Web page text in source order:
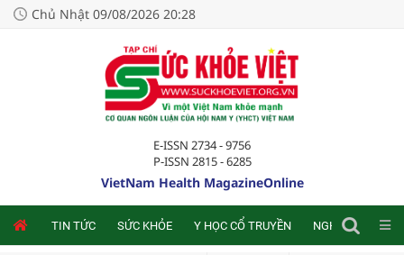
Chủ Nhật 09/08/2026 20:28
E-ISSN 2734 - 9756
P-ISSN 2815 - 6285
VietNam Health MagazineOnline
TIN TỨC SỨC KHỎE Y HỌC CỔ TRUYỀN NGHIÊN CỨU